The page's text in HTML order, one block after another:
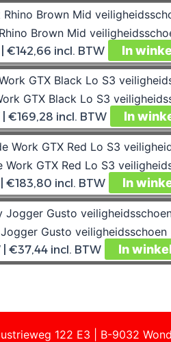
Brown Mid
€142,66 incl. BTW In
GTX Black Lo S3
€169,28 incl. BTW In
Work GTX Red Lo S3
€183,80 incl. BTW In
Gusto veiligheidsschoen
€37,44incl. BTW In
122 E3 | B-9032